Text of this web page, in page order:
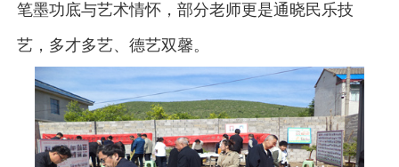
笔墨功底与艺术情怀，部分老师更是通晓民乐技
艺，多才多艺、德艺双馨。